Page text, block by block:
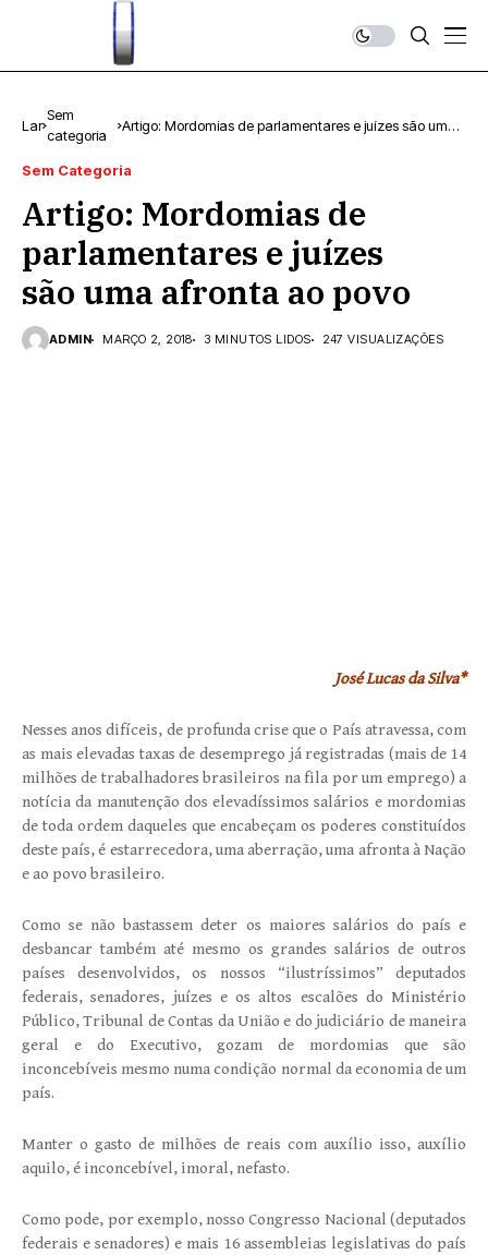
Lar
Sem
categoria
Artigo: Mordomias de parlamentares e juízes são uma
Sem Categoria
Artigo: Mordomias de
parlamentares e juízes
são uma afronta ao povo
ADMIN MARÇO 2, 2018 3 MINUTOS LIDOS 247 VISUALIZAÇÕES
José Lucas da Silva*
Nesses anos difíceis, de profunda crise que o País atravessa, com
as mais elevadas taxas de desemprego já registradas (mais de 14
milhões de trabalhadores brasileiros na fila por um emprego) a
notícia da manutenção dos elevadíssimos salários e mordomias
de toda ordem daqueles que encabeçam os poderes constituídos
deste país, é estarrecedora, uma aberração, uma afronta à Nação
e ao povo brasileiro.
Como se não bastassem deter os maiores salários do país e
desbancar também até mesmo os grandes salários de outros
países desenvolvidos, os nossos “ilustríssimos” deputados
federais, senadores, juízes e os altos escalões do Ministério
Público, Tribunal de Contas da União e do judiciário de maneira
geral e do Executivo, gozam de mordomias que são
inconcebíveis mesmo numa condição normal da economia de um
país.
Manter o gasto de milhões de reais com auxílio isso, auxílio
aquilo, é inconcebível, imoral, nefasto.
Como pode, por exemplo, nosso Congresso Nacional (deputados
federais e senadores) e mais 16 assembleias legislativas do país